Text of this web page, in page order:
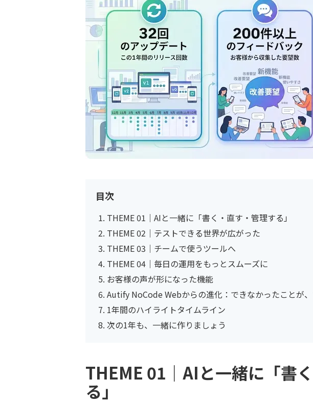
目次
THEME 01｜AIと一緒に「書く・直す・管理する」
THEME 02｜テストできる世界が広がった
THEME 03｜チームで使うツールへ
THEME 04｜毎日の運用をもっとスムーズに
お客様の声が形になった機能
Autify NoCode Webからの進化：できなかったことが
1年間のハイライトタイムライン
次の1年も、一緒に作りましょう
THEME 01｜AIと一緒に「書
る」